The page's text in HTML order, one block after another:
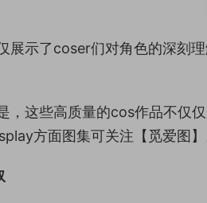
展示了coser们对角色的深刻
，这些高质量的cos作品不仅
方面图集可关注【觅爱图】